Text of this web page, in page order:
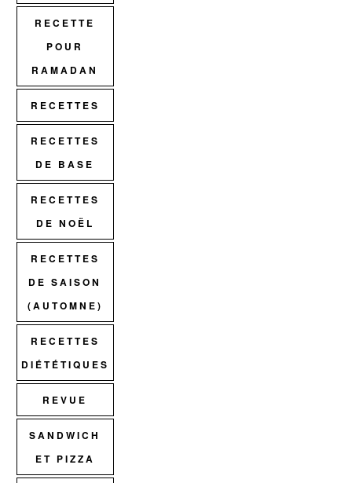
RECETTE
POUR
RAMADAN
RECETTES
RECETTES
DE BASE
RECETTES
DE NOËL
RECETTES
DE SAISON
(AUTOMNE)
RECETTES
DIÉTÉTIQUES
REVUE
SANDWICH
ET PIZZA